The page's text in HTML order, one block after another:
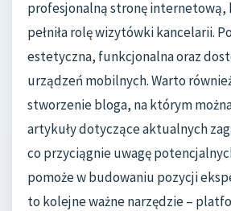
profesjonalną stronę internetową,
pełniła rolę wizytówki kancelarii.
estetyczna, funkcjonalna oraz
urządzeń mobilnych. Warto
stworzenie bloga, na którym
artykuły dotyczące aktualnych
co przyciągnie uwagę
pomoże w budowaniu pozycji
to kolejne ważne narzędzie –